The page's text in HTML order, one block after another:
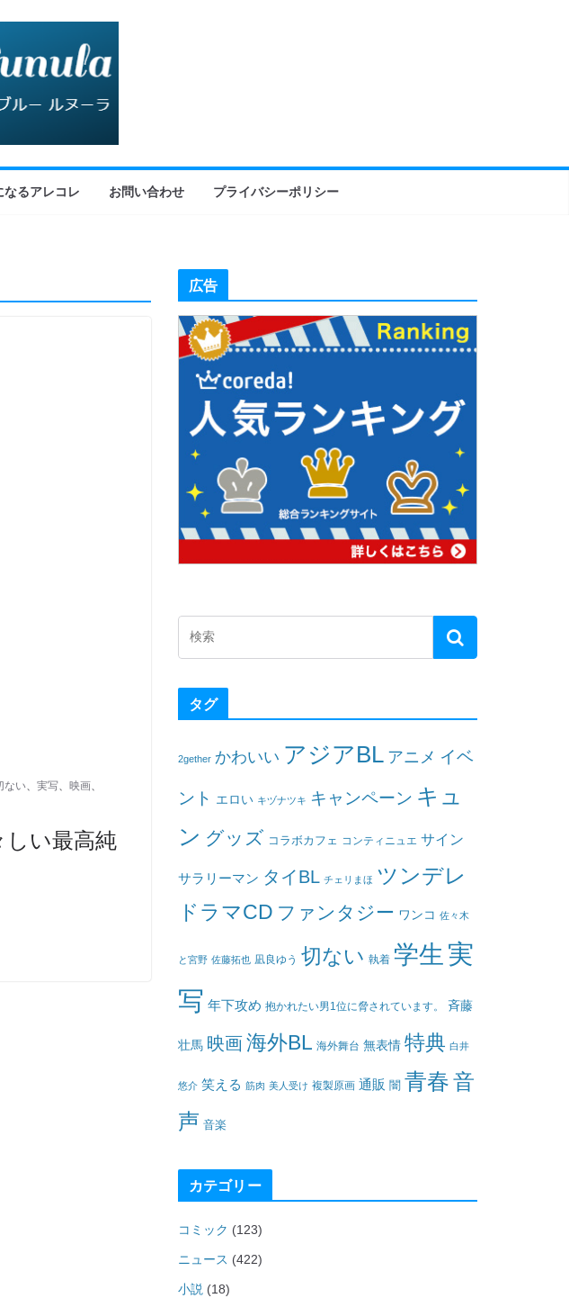
なるアレコレ お問い合わせ プライバシーポリシー
ない、 実写、 映画、
しい最高純
広告
タグ
2gether かわいい アジアBL アニメ イベ
ント エロい キヅナツキ キャンペーン キュ
ン グッズ コラボカフェ コンティニュエ サイン
サラリーマン タイBL チェリまほ ツンデレ
ドラマCD ファンタジー ワンコ 佐々木
と宮野 佐藤拓也 凪良ゆう 切ない 執着 学生 実
写 年下攻め 抱かれたい男1位に脅されています。 斉藤
壮馬 映画海外BL 海外舞台 無表情 特典 白井
悠介 笑える 筋肉 美人受け 複製原画 通販 闇 青春音
声 音楽
カテゴリー
コミック (123)
ニュース (422)
小説 (18)